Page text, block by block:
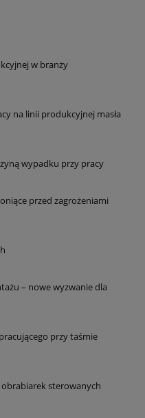
w branży
na linii produkcyjnej masła
wypadku przy pracy
przed zagrożeniami
– nowe wyzwanie dla
przy taśmie
sterowanych